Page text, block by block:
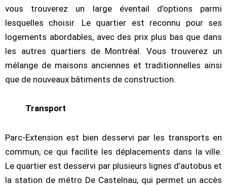
vous trouverez un large éventail d’options parmi
lesquelles choisir. Le quartier est reconnu pour ses
logements abordables, avec des prix plus bas que dans
les autres quartiers de Montréal. Vous trouverez un
mélange de maisons anciennes et traditionnelles ainsi
que de nouveaux bâtiments de construction.
Transport
Parc-Extension est bien desservi par les transports en
commun, ce qui facilite les déplacements dans la ville.
Le quartier est desservi par plusieurs lignes d’autobus et
la station de métro De Castelnau, qui permet un accès